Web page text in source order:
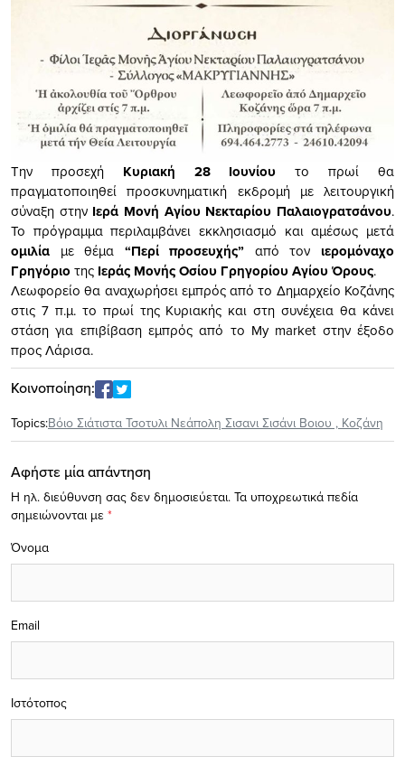
Την προσεχή Κυριακή 28 Ιουνίου το πρωί θα
πραγματοποιηθεί προσκυνηματική εκδρομή με λειτουργική
σύναξη στην Ιερά Μονή Αγίου Νεκταρίου Παλαιογρατσάνου.
Το πρόγραμμα περιλαμβάνει εκκλησιασμό και αμέσως μετά
ομιλία με θέμα “Περί προσευχής” από τον ιερομόναχο
Γρηγόριο της Ιεράς Μονής Οσίου Γρηγορίου Αγίου Όρους.
Λεωφορείο θα αναχωρήσει εμπρός από το Δημαρχείο Κοζάνης
στις 7 π.μ. το πρωί της Κυριακής και στη συνέχεια θα κάνει
στάση για επιβίβαση εμπρός από το My market στην έξοδο
προς Λάρισα.
Κοινοποίηση:
Topics:Βόιο Σιάτιστα Τσοτυλι Νεάπολη Σισανι Σισάνι Βοιου , Κοζάνη
Αφήστε μία απάντηση
Η ηλ. διεύθυνση σας δεν δημοσιεύεται. Τα υποχρεωτικά πεδία
σημειώνονται με *
Όνομα
Email
Ιστότοπος